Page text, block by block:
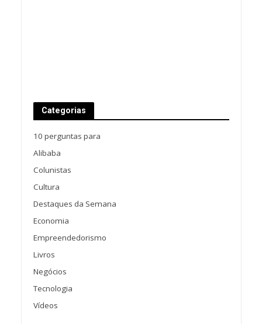
Categorias
10 perguntas para
Alibaba
Colunistas
Cultura
Destaques da Semana
Economia
Empreendedorismo
Livros
Negócios
Tecnologia
Vídeos